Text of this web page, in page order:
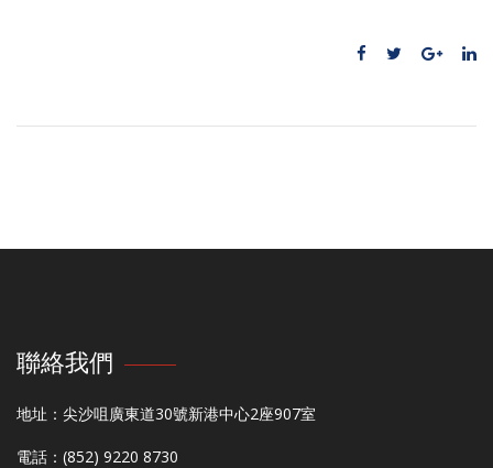
聯絡我們
地址：尖沙咀廣東道30號新港中心2座907室
電話：(852) 9220 8730